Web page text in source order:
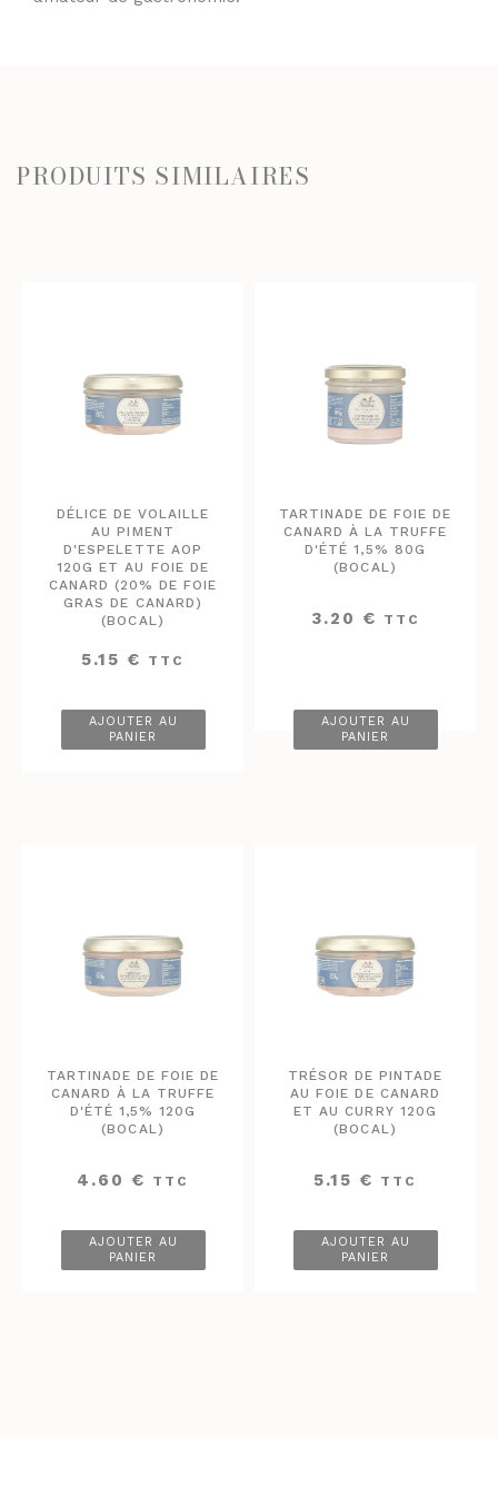
PRODUITS SIMILAIRES
DÉLICE DE VOLAILLE
AU PIMENT
D'ESPELETTE AOP
120G ET AU FOIE DE
CANARD (20% DE FOIE
GRAS DE CANARD)
(BOCAL)
5.15 € TTC
AJOUTER AU
PANIER
TARTINADE DE FOIE DE
CANARD À LA TRUFFE
D'ÉTÉ 1,5% 80G
(BOCAL)
3.20 € TTC
AJOUTER AU
PANIER
TARTINADE DE FOIE DE
CANARD À LA TRUFFE
D'ÉTÉ 1,5% 120G
(BOCAL)
4.60 € TTC
AJOUTER AU
PANIER
TRÉSOR DE PINTADE
AU FOIE DE CANARD
ET AU CURRY 120G
(BOCAL)
5.15 € TTC
AJOUTER AU
PANIER